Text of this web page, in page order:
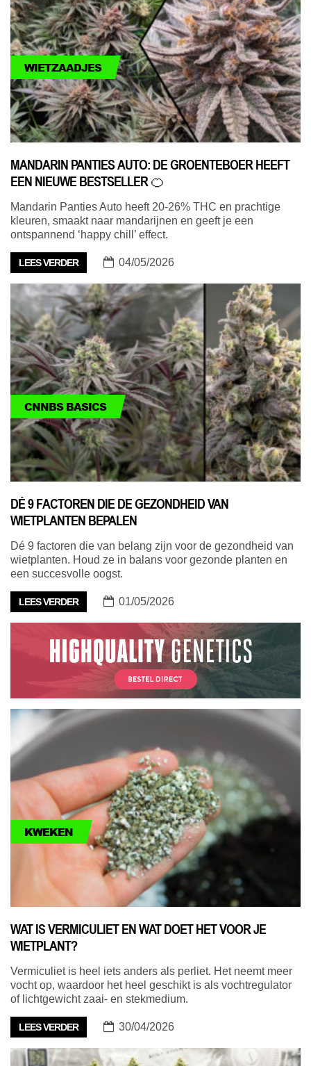
WIETZAADJES
MANDARIN PANTIES AUTO: DE GROENTEBOER HEEFT
EEN NIEUWE BESTSELLER 🍊
Mandarin Panties Auto heeft 20-26% THC en prachtige
kleuren, smaakt naar mandarijnen en geeft je een
ontspannend ‘happy chill’ effect.
LEES VERDER 04/05/2026
CNNBS BASICS
DÉ 9 FACTOREN DIE DE GEZONDHEID VAN
WIETPLANTEN BEPALEN
Dé 9 factoren die van belang zijn voor de gezondheid van
wietplanten. Houd ze in balans voor gezonde planten en
een succesvolle oogst.
LEES VERDER 01/05/2026
KWEKEN
WAT IS VERMICULIET EN WAT DOET HET VOOR JE
WIETPLANT?
Vermiculiet is heel iets anders als perliet. Het neemt meer
vocht op, waardoor het heel geschikt is als vochtregulator
of lichtgewicht zaai- en stekmedium.
LEES VERDER 30/04/2026